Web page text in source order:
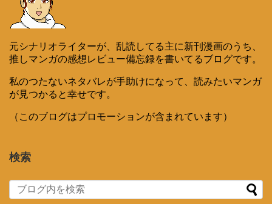
元シナリオライターが、乱読してる主に新刊漫画のうち、
推しマンガの感想レビュー備忘録を書いてるブログです。
私のつたないネタバレが手助けになって、読みたいマンガ
が見つかると幸せです。
（このブログはプロモーションが含まれています）
検索